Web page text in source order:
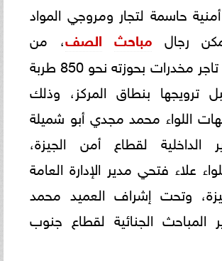
حاسمة لتجار ومروجي المواد
رجال مباحث الصف، من
القبض على تاجر مخدرات بحوزته نحو 850 طربة
بنطاق المركز، وذلك
اللواء محمد مجدي أبو شميلة
الداخلية لقطاع أمن الجيزة،
علاء فتحي مدير الإدارة العامة
وتحت إشراف العميد محمد
المباحث الجنائية لقطاع جنوب